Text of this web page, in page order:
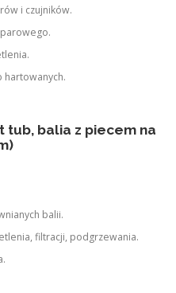
i czujników.
hartowanych.
tub, balia z piecem na
balii.
filtracji, podgrzewania.